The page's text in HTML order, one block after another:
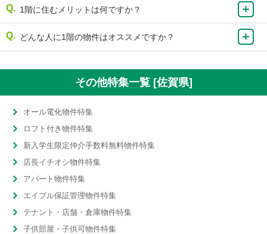
1階に住むメリットは何ですか？
どんな人に1階の物件はオススメですか？
その他特集一覧 [佐賀県]
オール電化物件特集
ロフト付き物件特集
新入学生限定仲介手数料無料物件特集
店長イチオシ物件特集
アパート物件特集
エイブル保証管理物件特集
テナント・店舗・倉庫物件特集
子供部屋・子供可物件特集